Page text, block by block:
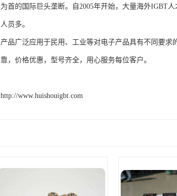
为首的国际巨头垄断。自2005年开始，大量海外IGBT
人员多。
产品广泛应用于民用、工业等对电子产品具有不同要求
靠，价格优惠，型号齐全，用心服务每位客户。
http://www.huishouigbt.com